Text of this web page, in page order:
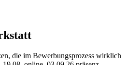
die im Bewerbungsprozess wirklich